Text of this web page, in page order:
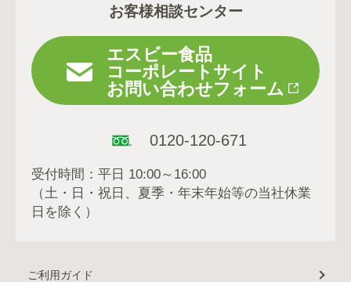
お客様相談センター
エスビー食品
コーポレートサイト
お問い合わせフォーム
0120-120-671
受付時間：平日 10:00～16:00
（土・日・祝日、夏季・年末年始等の当社休業
日を除く）
ご利用ガイド